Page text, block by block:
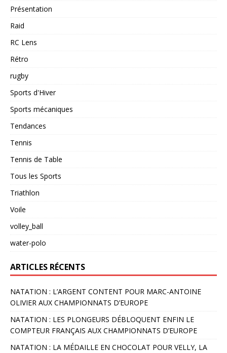
Présentation
Raid
RC Lens
Rétro
rugby
Sports d'Hiver
Sports mécaniques
Tendances
Tennis
Tennis de Table
Tous les Sports
Triathlon
Voile
volley_ball
water-polo
ARTICLES RÉCENTS
NATATION : L’ARGENT CONTENT POUR MARC-ANTOINE
OLIVIER AUX CHAMPIONNATS D’EUROPE
NATATION : LES PLONGEURS DÉBLOQUENT ENFIN LE
COMPTEUR FRANÇAIS AUX CHAMPIONNATS D’EUROPE
NATATION : LA MÉDAILLE EN CHOCOLAT POUR VELLY, LA